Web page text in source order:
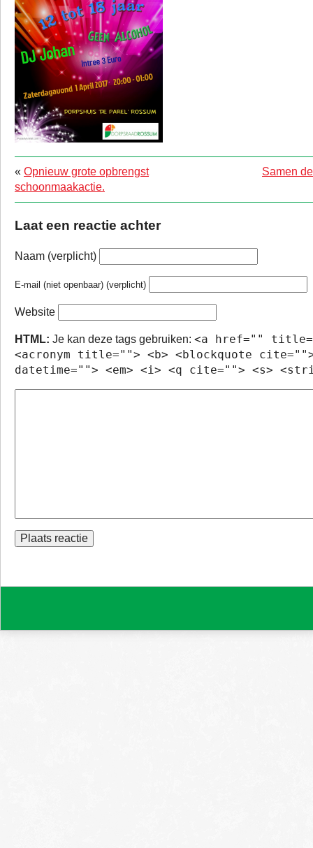
« Opnieuw grote opbrengst
schoonmaakactie.
Samen
Laat een reactie achter
Naam (verplicht)
E-mail (niet openbaar) (verplicht)
Website
HTML: Je kan deze tags gebruiken: <a href=""
<acronym title=""> <b> <blockquote
datetime=""> <em> <i> <q cite=""> <s>